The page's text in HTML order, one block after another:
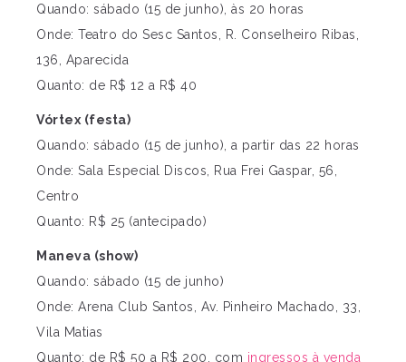
Quando: sábado (15 de junho), às 20 horas
Onde: Teatro do Sesc Santos, R. Conselheiro Ribas,
136, Aparecida
Quanto: de R$ 12 a R$ 40
Vórtex (festa)
Quando: sábado (15 de junho), a partir das 22 horas
Onde: Sala Especial Discos, Rua Frei Gaspar, 56,
Centro
Quanto: R$ 25 (antecipado)
Maneva (show)
Quando: sábado (15 de junho)
Onde: Arena Club Santos, Av. Pinheiro Machado, 33,
Vila Matias
Quanto: de R$ 50 a R$ 200, com ingressos à venda